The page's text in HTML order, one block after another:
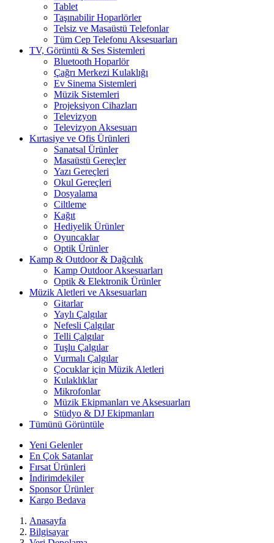
Tablet
Taşınabilir Hoparlörler
Telsiz ve Masaüstü Telefonlar
Tüm Cep Telefonu Aksesuarları
TV, Görüntü & Ses Sistemleri
Bluetooth Hoparlör
Çağrı Merkezi Kulaklığı
Ev Sinema Sistemleri
Müzik Sistemleri
Projeksiyon Cihazları
Televizyon
Televizyon Aksesuarı
Kırtasiye ve Ofis Ürünleri
Sanatsal Ürünler
Masaüstü Gereçler
Yazı Gereçleri
Okul Gereçleri
Dosyalama
Ciltleme
Kağıt
Hediyelik Ürünler
Oyuncaklar
Optik Ürünler
Kamp & Outdoor & Dağcılık
Kamp Outdoor Aksesuarları
Optik & Elektronik Ürünler
Müzik Aletleri ve Aksesuarları
Gitarlar
Yaylı Çalgılar
Nefesli Çalgılar
Telli Çalgılar
Tuşlu Çalgılar
Vurmalı Çalgılar
Çocuklar için Müzik Aletleri
Kulaklıklar
Mikrofonlar
Müzik Ekipmanları ve Aksesuarları
Stüdyo & DJ Ekipmanları
Tümünü Görüntüle
Yeni Gelenler
En Çok Satanlar
Fırsat Ürünleri
İndirimdekiler
Sponsor Ürünler
Kargo Bedava
Anasayfa
Bilgisayar